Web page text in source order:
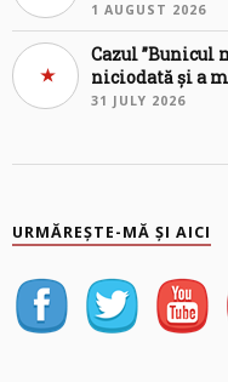
1 AUGUST 2026
Cazul ”Bunicul
niciodată și a
31 JULY 2026
URMĂREȘTE-MĂ ȘI AICI